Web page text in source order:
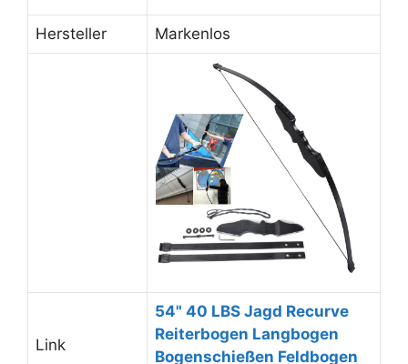
Hersteller Markenlos
Link
54" 40 LBS Jagd Recurve
Reiterbogen Langbogen
Bogenschießen Feldbogen